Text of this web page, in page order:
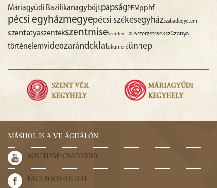
Máriagyűdi BazilikanagyböjtpapságPEMpphf
pécsi egyházmegyepécsi székesegyházszabadegyetem
szentatyaszentekszentmiseSzentév - 2025szerzetesekszűzanya
történelemvideózarándoklatökumenéünnep
MÁSHOL IS A VILÁGHÁLÓN
YOUTUBE-CSATORNA
FACEBOOK-OLDAL